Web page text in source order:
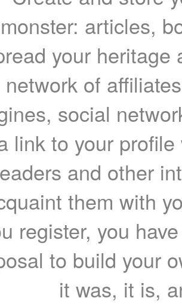
articles,
your heritage
network of
social
link to your
and other
them with
register, you
to build your
it was, it is,